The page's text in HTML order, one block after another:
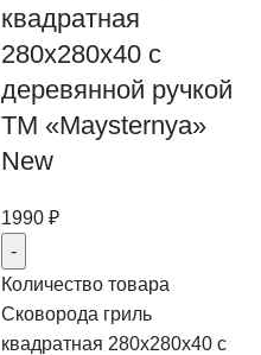
квадратная
280х280х40 с
деревянной ручкой
TM «Maysternya»
New
1990 ₽
Количество товара
Сковорода гриль
квадратная 280х280х40 с